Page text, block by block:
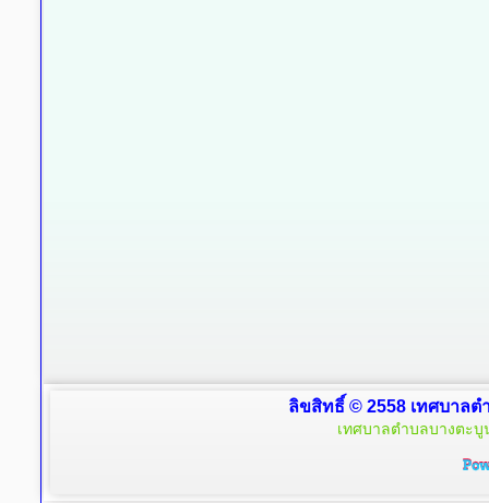
ลิขสิทธิ์ © 2558 เทศบาลต
เทศบาลตำบลบางตะบู